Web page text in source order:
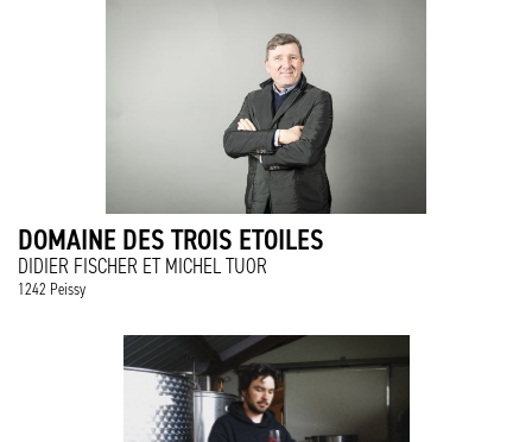
DOMAINE DES TROIS ETOILES
DIDIER FISCHER ET MICHEL TUOR
1242 Peissy